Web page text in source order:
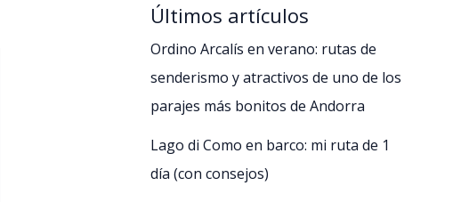
Últimos artículos
Ordino Arcalís en verano: rutas de
senderismo y atractivos de uno de los
parajes más bonitos de Andorra
Lago di Como en barco: mi ruta de 1
día (con consejos)